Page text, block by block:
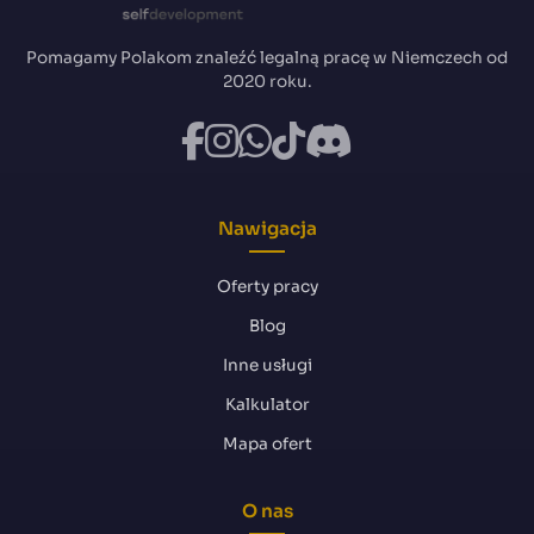
Pomagamy Polakom znaleźć legalną pracę w Niemczech od
2020 roku.
Nawigacja
Oferty pracy
Blog
Inne usługi
Kalkulator
Mapa ofert
O nas